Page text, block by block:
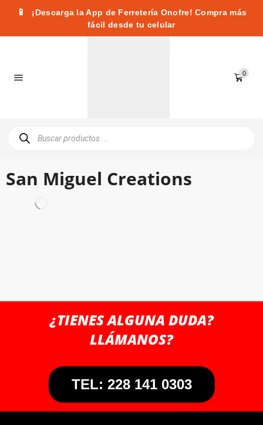
📱
¡Descarga la App de Ferretería Onofre! Compra más
fácil desde tu celular
0
San Miguel Creations
¿TIENES ALGUNA DUDA?
LLÁMANOS?
TEL: 228 141 0303